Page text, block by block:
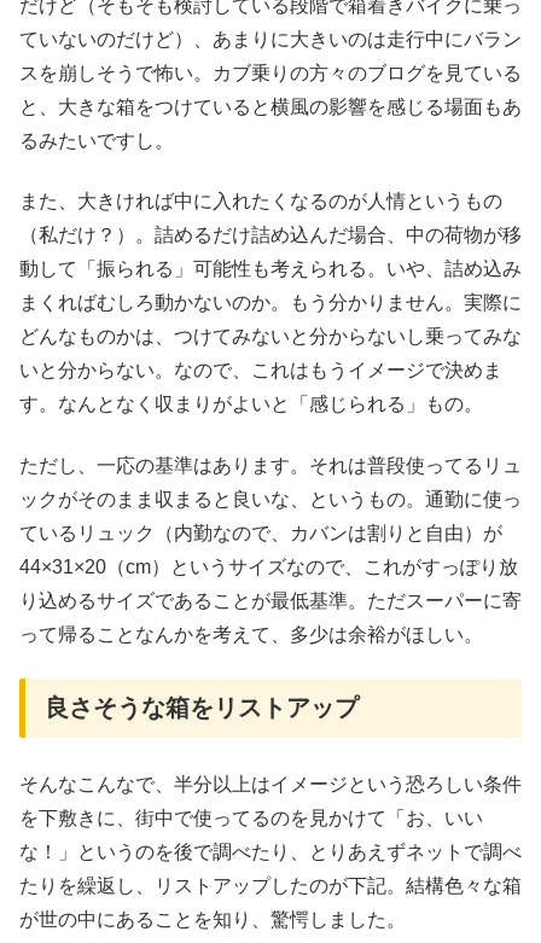
だけど（そもそも検討している段階で箱着きバイクに乗っ
ていないのだけど）、あまりに大きいのは走行中にバラン
スを崩しそうで怖い。カブ乗りの方々のブログを見ている
と、大きな箱をつけていると横風の影響を感じる場面もあ
るみたいですし。
また、大きければ中に入れたくなるのが人情というもの
（私だけ？）。詰めるだけ詰め込んだ場合、中の荷物が移
動して「振られる」可能性も考えられる。いや、詰め込み
まくればむしろ動かないのか。もう分かりません。実際に
どんなものかは、つけてみないと分からないし乗ってみな
いと分からない。なので、これはもうイメージで決めま
す。なんとなく収まりがよいと「感じられる」もの。
ただし、一応の基準はあります。それは普段使ってるリュ
ックがそのまま収まると良いな、というもの。通勤に使っ
ているリュック（内勤なので、カバンは割りと自由）が
44×31×20（cm）というサイズなので、これがすっぽり放
り込めるサイズであることが最低基準。ただスーパーに寄
って帰ることなんかを考えて、多少は余裕がほしい。
良さそうな箱をリストアップ
そんなこんなで、半分以上はイメージという恐ろしい条件
を下敷きに、街中で使ってるのを見かけて「お、いい
な！」というのを後で調べたり、とりあえずネットで調べ
たりを繰返し、リストアップしたのが下記。結構色々な箱
が世の中にあることを知り、驚愕しました。